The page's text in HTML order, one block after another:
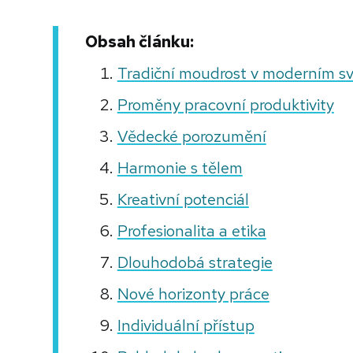
Obsah článku:
Tradiční moudrost v moderním
Proměny pracovní produktivity
Vědecké porozumění
Harmonie s tělem
Kreativní potenciál
Profesionalita a etika
Dlouhodobá strategie
Nové horizonty práce
Individuální přístup